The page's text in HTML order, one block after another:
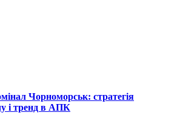
Чорноморськ: стратегія
і тренд в АПК